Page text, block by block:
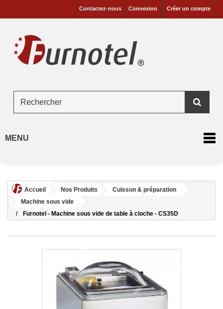
Créer un compte
Connexion
Contactez-nous
MENU
Accueil Nos Produits
Cuisson & préparation
Machine sous vide
Furnotel - Machine sous vide de table à cloche - CS35D